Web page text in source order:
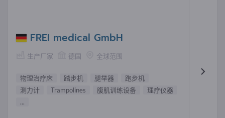
FREI medical GmbH
生产厂家 德国 全球范围
物理治疗床 踏步机 腿举器
跑步机
测力计
Trampolines 腹肌训练设备
理疗仪器
...